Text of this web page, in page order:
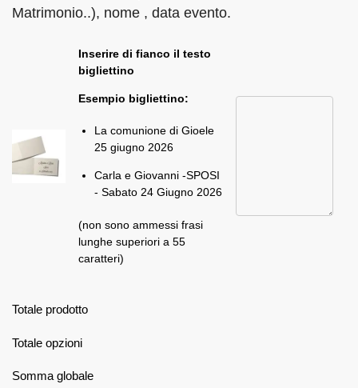
Matrimonio..), nome , data evento.
Inserire di fianco il testo
bigliettino
Esempio bigliettino:
La comunione di Gioele
25 giugno 2026
Carla e Giovanni -SPOSI
- Sabato 24 Giugno 2026
(non sono ammessi frasi
lunghe superiori a 55
caratteri)
Totale prodotto
Totale opzioni
Somma globale